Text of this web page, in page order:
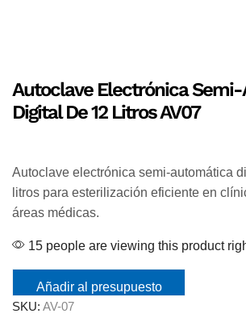
Autoclave Electrónica
Digital De 12 Litros AV07
Autoclave electrónica semi-automática
litros para esterilización eficiente en
áreas médicas.
15 people are viewing this product
Añadir al presupuesto
SKU: AV-07